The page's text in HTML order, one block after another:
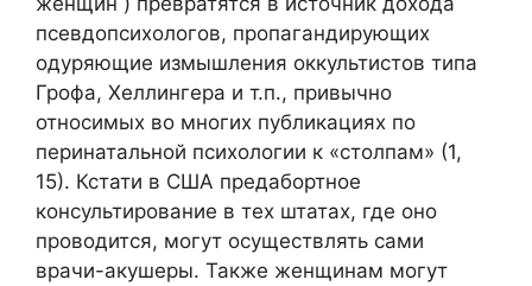
псевдопсихологов, пропагандирующих
одуряющие измышления оккультистов типа
Грофа, Хеллингера и т.п., привычно
относимых во многих публикациях по
перинатальной психологии к «столпам» (1,
15). Кстати в США предабортное
консультирование в тех штатах, где оно
проводится, могут осуществлять сами
врачи-акушеры. Также женщинам могут